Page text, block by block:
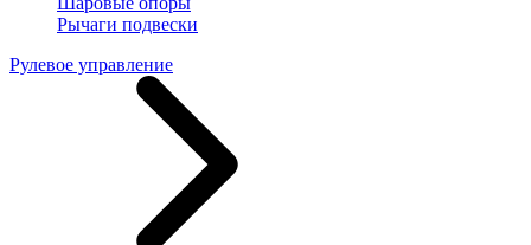
Рычаги подвески
Рулевое управление